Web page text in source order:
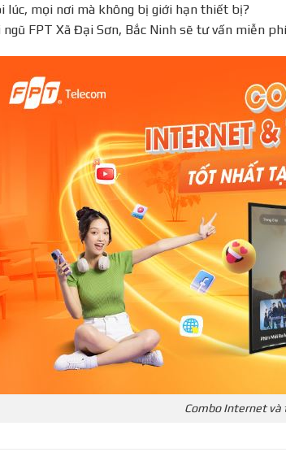
lúc, mọi nơi mà không bị giới hạn thiết bị?
ngũ FPT Xã Đại Sơn, Bắc Ninh sẽ tư vấn miễn
Combo Internet và